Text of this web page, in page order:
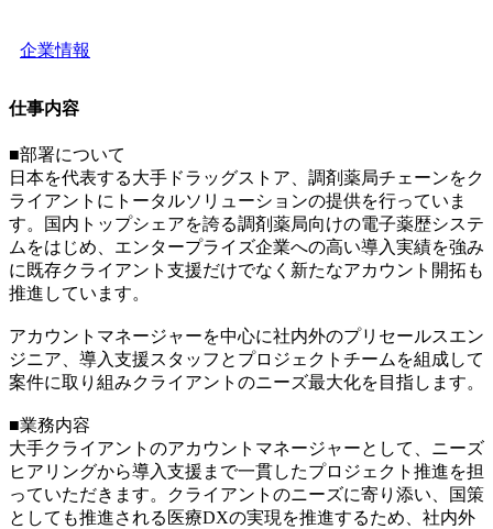
企業情報
仕事内容
■部署について
日本を代表する大手ドラッグストア、調剤薬局チェーンをク
ライアントにトータルソリューションの提供を行っていま
す。国内トップシェアを誇る調剤薬局向けの電子薬歴システ
ムをはじめ、エンタープライズ企業への高い導入実績を強み
に既存クライアント支援だけでなく新たなアカウント開拓も
推進しています。
アカウントマネージャーを中心に社内外のプリセールスエン
ジニア、導入支援スタッフとプロジェクトチームを組成して
案件に取り組みクライアントのニーズ最大化を目指します。
■業務内容
大手クライアントのアカウントマネージャーとして、ニーズ
ヒアリングから導入支援まで一貫したプロジェクト推進を担
っていただきます。クライアントのニーズに寄り添い、国策
としても推進される医療DXの実現を推進するため、社内外